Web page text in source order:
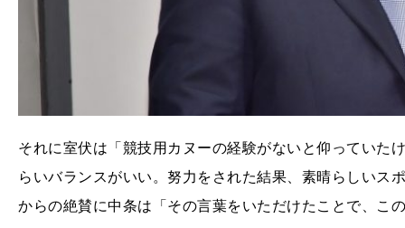
それに室伏は「競技用カヌーの経験がないと仰っていた
らいバランスがいい。努力をされた結果、素晴らしいス
からの絶賛に中条は「その言葉をいただけたことで、こ